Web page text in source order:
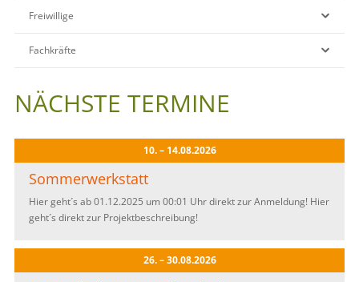
Freiwillige
Fachkräfte
NÄCHSTE TERMINE
10. – 14.08.2026
Sommerwerkstatt
Hier geht´s ab 01.12.2025 um 00:01 Uhr direkt zur Anmeldung! Hier
geht´s direkt zur Projektbeschreibung!
26. – 30.08.2026